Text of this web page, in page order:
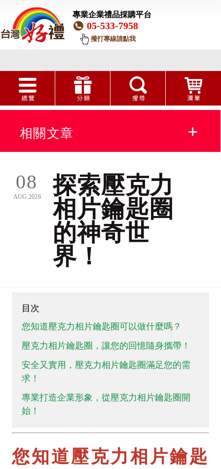
專業企業禮品採購平台
05-533-7958
撥打專線請點我
相關文章
08
AUG.2026
探索壓克力
相片鑰匙圈
的神奇世
界！
目次
您知道壓克力相片鑰匙圈可以做什麼嗎？
壓克力相片鑰匙圈，讓您的回憶隨身攜帶！
安全又實用，壓克力相片鑰匙圈滿足您的需
求！
專業打造企業形象，從壓克力相片鑰匙圈開
始！
您知道壓克力相片鑰匙